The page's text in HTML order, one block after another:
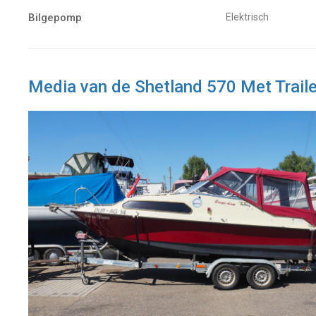
Bilgepomp Elektrisch
Media van de Shetland 570 Met